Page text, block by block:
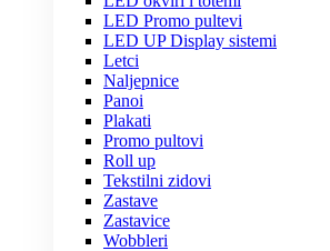
LED Promo pultevi
LED UP Display sistemi
Letci
Naljepnice
Panoi
Plakati
Promo pultovi
Roll up
Tekstilni zidovi
Zastave
Zastavice
Wobbleri